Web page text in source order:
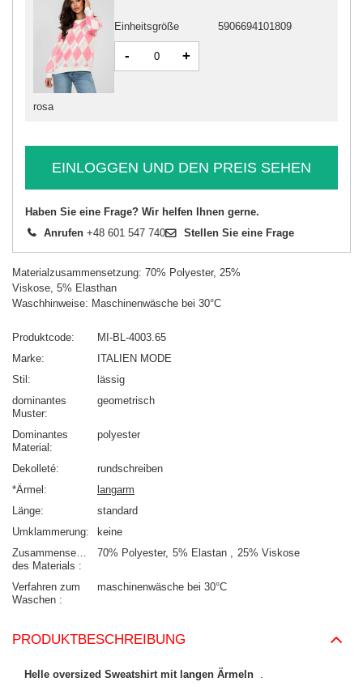
rosa
Einheitsgröße 5906694101809
- +
EINLOGGEN UND DEN PREIS SEHEN
Haben Sie eine Frage? Wir helfen Ihnen gerne.
Anrufen +48 601 547 740 Stellen Sie eine Frage
Materialzusammensetzung: 70% Polyester, 25%
Viskose, 5% Elasthan
Waschhinweise: Maschinenwäsche bei 30°C
Produktcode
MI-BL-4003.65
Marke
ITALIEN MODE
Stil
lässig
dominantes
Muster
geometrisch
Dominantes
Material
polyester
Dekolleté
rundschreiben
*Ärmel
langarm
Länge
standard
Umklammerung
keine
Zusammensetzung
des Materials
70% Polyester 5% Elastan 25% Viskose
Verfahren zum
Waschen
maschinenwäsche bei 30°C
PRODUKTBESCHREIBUNG
Helle oversized Sweatshirt mit langen Ärmeln .